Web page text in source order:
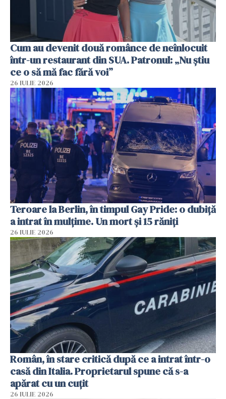
Cum au devenit două românce de neînlocuit
într-un restaurant din SUA. Patronul: „Nu știu
ce o să mă fac fără voi”
26 IULIE 2026
Teroare la Berlin, în timpul Gay Pride: o dubiță
a intrat în mulțime. Un mort și 15 răniți
26 IULIE 2026
Român, în stare critică după ce a intrat într-o
casă din Italia. Proprietarul spune că s-a
apărat cu un cuțit
26 IULIE 2026